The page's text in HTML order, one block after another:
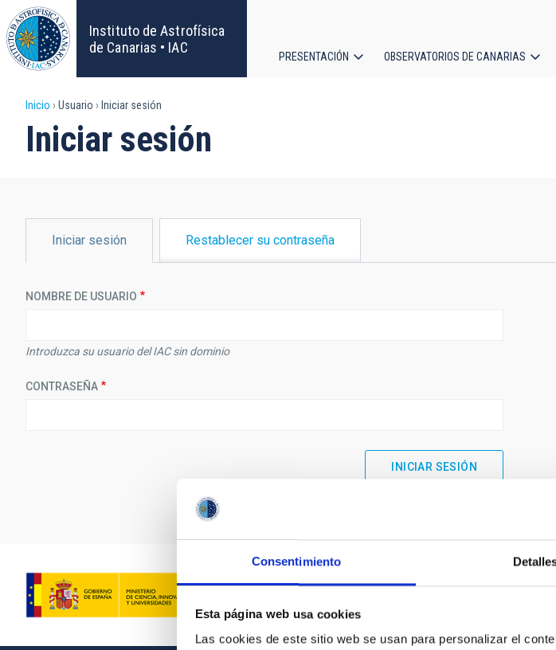
Consentimiento
Esta página web usa cookies
Las cookies de este sitio web se usan para personalizar el
Pasar
al
contenido
principal
Instituto de Astrofísica
de Canarias • IAC
PRESENTACIÓN OBSERVATORIOS DE CANARIAS
Sobrescribir
enlaces
ayuda
a
la
Inicio Usuario Iniciar sesión
Iniciar sesión
PRINCIPALES
Iniciar sesión Restablecer su contraseña
NOMBRE DE USUARIO
Introduzca su usuario del IAC sin dominio
CONTRASEÑA